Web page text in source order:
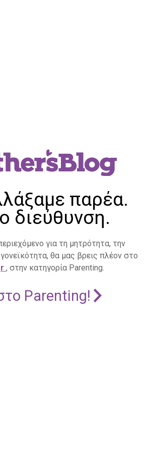
παρέα.
διεύθυνση.
για τη μητρότητα, την
γονεϊκότητα, θα μας βρεις πλέον στο
, στην κατηγορία Parenting.
Parenting!